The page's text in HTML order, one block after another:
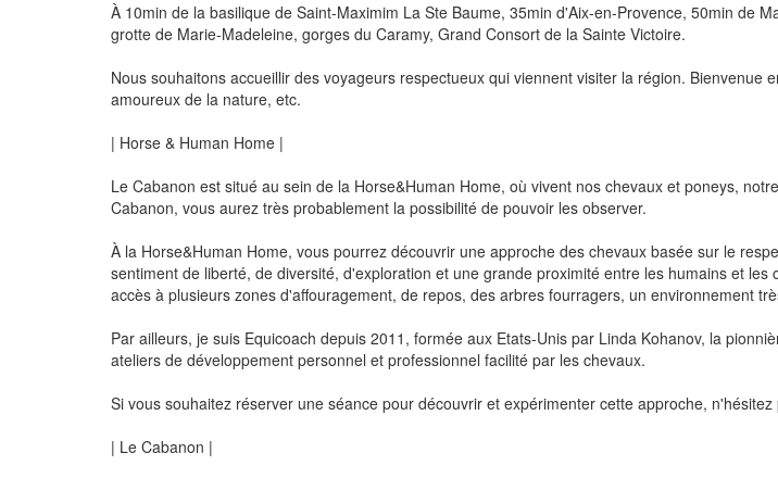
À 10min de la basilique de Saint-Maximim La Ste Baume, 35min d'Aix-en-Provence, 50min de
grotte de Marie-Madeleine, gorges du Caramy, Grand Consort de la Sainte Victoire.
Nous souhaitons accueillir des voyageurs respectueux qui viennent visiter la région.
amoureux de la nature, etc.
| Horse & Human Home |
Le Cabanon est situé au sein de la Horse&Human Home, où vivent nos chevaux et poneys,
Cabanon, vous aurez très probablement la possibilité de pouvoir les observer.
À la Horse&Human Home, vous pourrez découvrir une approche des chevaux basée sur le
sentiment de liberté, de diversité, d'exploration et une grande proximité entre les humains et
accès à plusieurs zones d'affouragement, de repos, des arbres fourragers, un environnement
Par ailleurs, je suis Equicoach depuis 2011, formée aux Etats-Unis par Linda Kohanov, la
ateliers de développement personnel et professionnel facilité par les chevaux.
Si vous souhaitez réserver une séance pour découvrir et expérimenter cette approche,
| Le Cabanon |